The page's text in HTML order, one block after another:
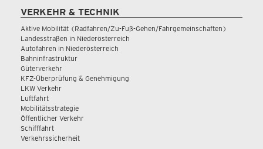
VERKEHR & TECHNIK
Aktive Mobilität (Radfahren/Zu-Fuß-Gehen/Fahrgemeinschaften)
Landesstraßen in Niederösterreich
Autofahren in Niederösterreich
Bahninfrastruktur
Güterverkehr
KFZ-Überprüfung & Genehmigung
LKW Verkehr
Luftfahrt
Mobilitätsstrategie
Öffentlicher Verkehr
Schifffahrt
Verkehrssicherheit